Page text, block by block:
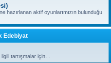
hazırlanan aktif oyunlarımızın bulunduğu
Edebiyat
tartışmalar için…